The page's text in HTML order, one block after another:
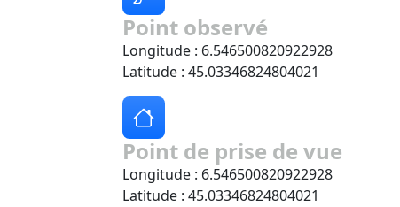
Point observé
Longitude : 6.546500820922928
Latitude : 45.03346824804021
Point de prise de vue
Longitude : 6.546500820922928
Latitude : 45.03346824804021